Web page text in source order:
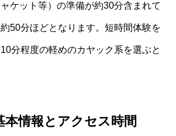
ケット等）の準備が約30分含まれて
50分ほどとなります。短時間体験を
分程度の軽めのカヤック系を選ぶと
本情報とアクセス時間